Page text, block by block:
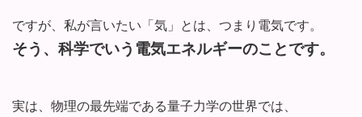
ですが、私が言いたい「気」とは、つまり電気です。
そう、科学でいう電気エネルギーのことです。
実は、物理の最先端である量子力学の世界では、